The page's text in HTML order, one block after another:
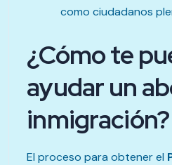
como ciudadanos
¿Cómo te
ayudar un
inmigración?
El proceso para obtener el